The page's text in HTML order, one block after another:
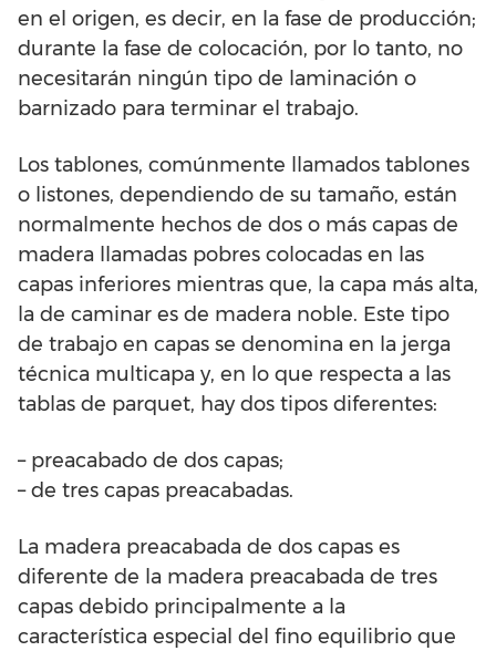
en el origen, es decir, en la fase de producción;
durante la fase de colocación, por lo tanto, no
necesitarán ningún tipo de laminación o
barnizado para terminar el trabajo.
Los tablones, comúnmente llamados tablones
o listones, dependiendo de su tamaño, están
normalmente hechos de dos o más capas de
madera llamadas pobres colocadas en las
capas inferiores mientras que, la capa más alta,
la de caminar es de madera noble. Este tipo
de trabajo en capas se denomina en la jerga
técnica multicapa y, en lo que respecta a las
tablas de parquet, hay dos tipos diferentes:
– preacabado de dos capas;
– de tres capas preacabadas.
La madera preacabada de dos capas es
diferente de la madera preacabada de tres
capas debido principalmente a la
característica especial del fino equilibrio que